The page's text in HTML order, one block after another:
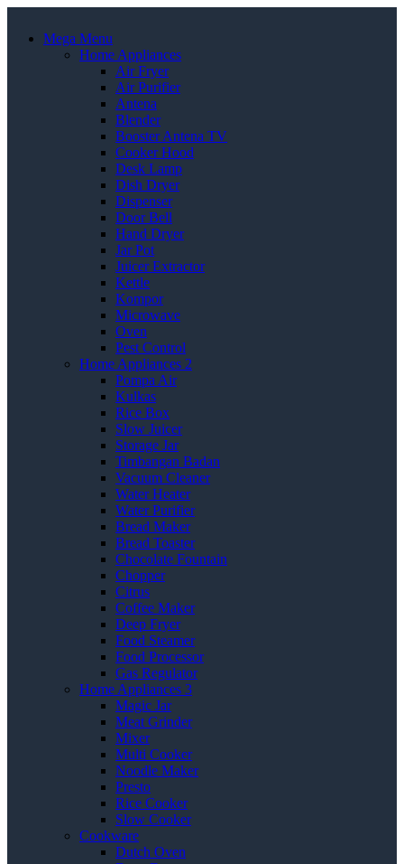
Mega Menu
Home Appliances
Air Fryer
Air Purifier
Antena
Blender
Booster Antena TV
Cooker Hood
Desk Lamp
Dish Dryer
Dispenser
Door Bell
Hand Dryer
Jar Pot
Juicer Extractor
Kettle
Kompor
Microwave
Oven
Pest Control
Home Appliances 2
Pompa Air
Kulkas
Rice Box
Slow Juicer
Storage Jar
Timbangan Badan
Vacuum Cleaner
Water Heater
Water Purifier
Bread Maker
Bread Toaster
Chocolate Fountain
Chopper
Citrus
Coffee Maker
Deep Fryer
Food Steamer
Food Processor
Gas Regulator
Home Appliances 3
Magic Jar
Meat Grinder
Mixer
Multi Cooker
Noodle Maker
Presto
Rice Cooker
Slow Cooker
Cookware
Dutch Oven